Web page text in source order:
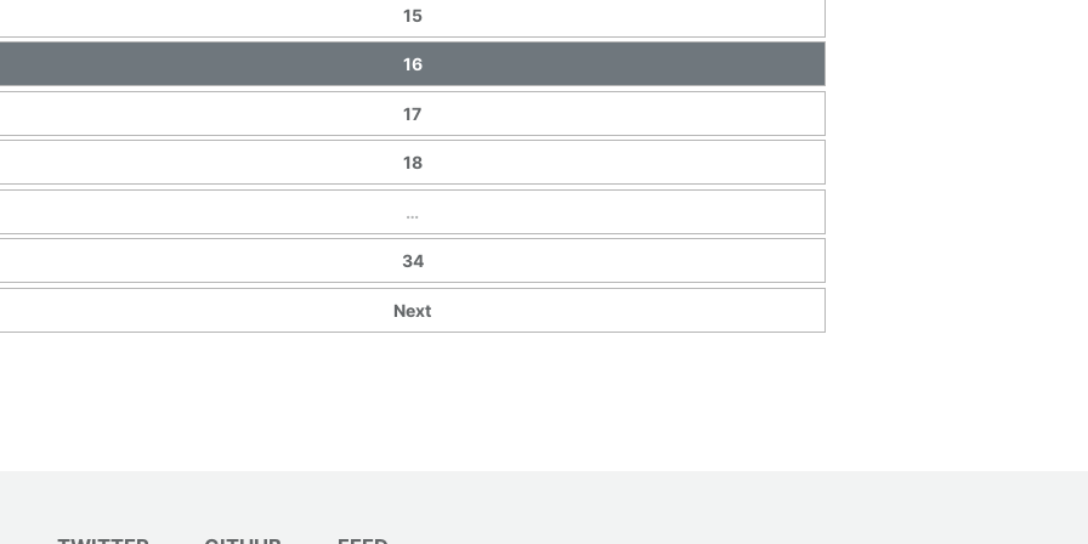
15
16
17
18
…
34
Next